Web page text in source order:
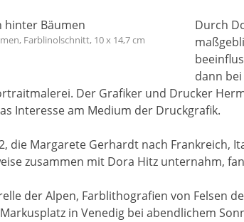
Farblinolschnitt, 10 x 14,7 cm
Durch
dann
Der Grafiker und Drucker
Interesse am Medium der Druckgrafik.
die Margarete Gerhardt nach Frankreich,
zusammen mit Dora Hitz unternahm,
der Alpen, Farblithografien von Felsen
in Venedig bei abendlichem